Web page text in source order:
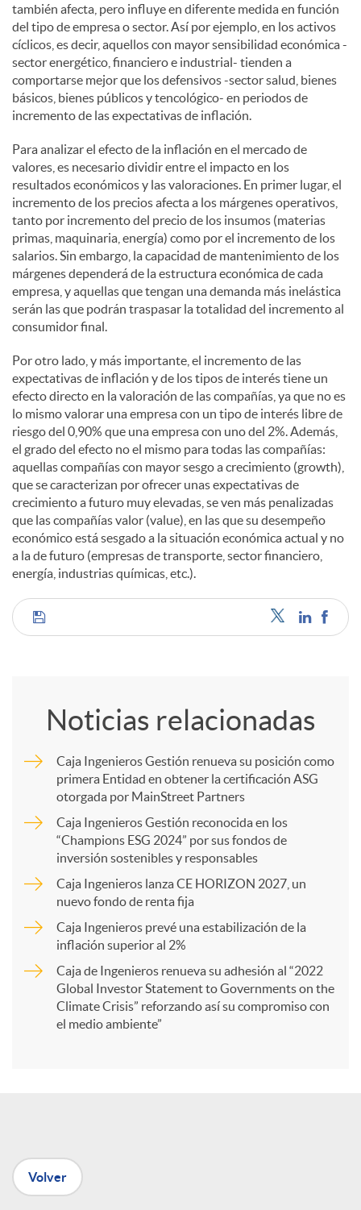
también afecta, pero influye en diferente medida en función
del tipo de empresa o sector. Así por ejemplo, en los activos
cíclicos, es decir, aquellos con mayor sensibilidad económica -
sector energético, financiero e industrial- tienden a
comportarse mejor que los defensivos -sector salud, bienes
básicos, bienes públicos y tencológico- en periodos de
incremento de las expectativas de inflación.
Para analizar el efecto de la inflación en el mercado de
valores, es necesario dividir entre el impacto en los
resultados económicos y las valoraciones. En primer lugar, el
incremento de los precios afecta a los márgenes operativos,
tanto por incremento del precio de los insumos (materias
primas, maquinaria, energía) como por el incremento de los
salarios. Sin embargo, la capacidad de mantenimiento de los
márgenes dependerá de la estructura económica de cada
empresa, y aquellas que tengan una demanda más inelástica
serán las que podrán traspasar la totalidad del incremento al
consumidor final.
Por otro lado, y más importante, el incremento de las
expectativas de inflación y de los tipos de interés tiene un
efecto directo en la valoración de las compañías, ya que no es
lo mismo valorar una empresa con un tipo de interés libre de
riesgo del 0,90% que una empresa con uno del 2%. Además,
el grado del efecto no el mismo para todas las compañías:
aquellas compañías con mayor sesgo a crecimiento (growth),
que se caracterizan por ofrecer unas expectativas de
crecimiento a futuro muy elevadas, se ven más penalizadas
que las compañías valor (value), en las que su desempeño
económico está sesgado a la situación económica actual y no
a la de futuro (empresas de transporte, sector financiero,
energía, industrias químicas, etc.).
C
m
r
n
Noticias relacionadas
Caja Ingenieros Gestión renueva su posición como
primera Entidad en obtener la certificación ASG
otorgada por MainStreet Partners
Caja Ingenieros Gestión reconocida en los
“Champions ESG 2024” por sus fondos de
inversión sostenibles y responsables
Caja Ingenieros lanza CE HORIZON 2027, un
nuevo fondo de renta fija
Caja Ingenieros prevé una estabilización de la
inflación superior al 2%
Caja de Ingenieros renueva su adhesión al “2022
Global Investor Statement to Governments on the
Climate Crisis” reforzando así su compromiso con
el medio ambiente”
Volver